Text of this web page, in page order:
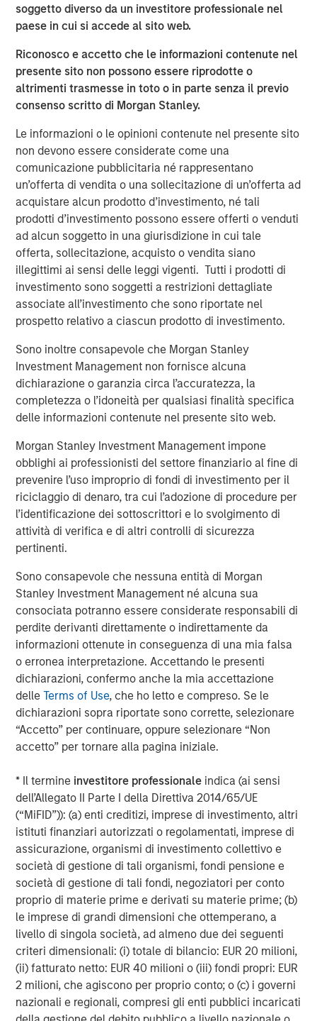
soggetto diverso da un investitore professionale nel
paese in cui si accede al sito web.
Riconosco e accetto che le informazioni contenute nel
presente sito non possono essere riprodotte o
altrimenti trasmesse in toto o in parte senza il previo
consenso scritto di Morgan Stanley.
Le informazioni o le opinioni contenute nel presente sito
non devono essere considerate come una
comunicazione pubblicitaria né rappresentano
un’offerta di vendita o una sollecitazione di un’offerta ad
acquistare alcun prodotto d’investimento, né tali
prodotti d’investimento possono essere offerti o venduti
ad alcun soggetto in una giurisdizione in cui tale
offerta, sollecitazione, acquisto o vendita siano
illegittimi ai sensi delle leggi vigenti. Tutti i prodotti di
investimento sono soggetti a restrizioni dettagliate
associate all’investimento che sono riportate nel
prospetto relativo a ciascun prodotto di investimento.
Sono inoltre consapevole che Morgan Stanley
Investment Management non fornisce alcuna
dichiarazione o garanzia circa l’accuratezza, la
completezza o l’idoneità per qualsiasi finalità specifica
delle informazioni contenute nel presente sito web.
Morgan Stanley Investment Management impone
obblighi ai professionisti del settore finanziario al fine di
prevenire l’uso improprio di fondi di investimento per il
riciclaggio di denaro, tra cui l’adozione di procedure per
l’identificazione dei sottoscrittori e lo svolgimento di
attività di verifica e di altri controlli di sicurezza
pertinenti.
Sono consapevole che nessuna entità di Morgan
Stanley Investment Management né alcuna sua
consociata potranno essere considerate responsabili di
perdite derivanti direttamente o indirettamente da
informazioni ottenute in conseguenza di una mia falsa
o erronea interpretazione. Accettando le presenti
dichiarazioni, confermo anche la mia accettazione
delleTerms of Use, che ho letto e compreso. Se le
dichiarazioni sopra riportate sono corrette, selezionare
“Accetto” per continuare, oppure selezionare “Non
accetto” per tornare alla pagina iniziale.
* Il termine investitore professionale indica (ai sensi
dell’Allegato II Parte I della Direttiva 2014/65/UE
(“MiFID”)): (a) enti creditizi, imprese di investimento, altri
istituti finanziari autorizzati o regolamentati, imprese di
assicurazione, organismi di investimento collettivo e
società di gestione di tali organismi, fondi pensione e
società di gestione di tali fondi, negoziatori per conto
proprio di materie prime e derivati su materie prime; (b)
le imprese di grandi dimensioni che ottemperano, a
livello di singola società, ad almeno due dei seguenti
criteri dimensionali: (i) totale di bilancio: EUR 20 milioni,
(ii) fatturato netto: EUR 40 milioni o (iii) fondi propri: EUR
2 milioni, che agiscono per proprio conto; o (c) i governi
nazionali e regionali, compresi gli enti pubblici incaricati
This backdrop favors real estate credit strategies that
deliver above average returns, durable income, and
downside protection, particularly in sectors supported by
long term structural demand
Real Estate Fundamentals
Real estate fundamentals should benefit from a further
pullback in supply. Rising energy linked inputs such as
diesel, petrochemicals, and logistics costs are increasing
construction expenses and impairing development
feasibility, reinforcing the existing supply slowdown,
delaying new starts, and supporting rent growth for
standing assets. Additionally, real estate’s alignment with
long term structural themes, including demographics and
deglobalization, continues to provide stability during
periods of volatility, alongside an intensified focus on
energy efficiency and renewable solutions.
At the sector level, industrial assets are likely to be
relative beneficiaries as supply chain resiliency, defense
spending and inventory buffering drive incremental
demand, though near term headwinds may emerge from
higher shipping and energy costs, particularly for smaller
transportation-oriented tenants and port proximate
assets. Residential real estate should remain the least
rising mortgage rates that exacerbate for sale
affordability challenges, although lower income
segments are more sensitive to energy driven inflation.
As an extension to traditional multifamily, both senior
living and student housing sectors should continue to
remain attractive. While higher energy costs may
pressure margins for senior living operators in the near-
term, strong top-line growth driven by the rapid
expansion of the baby boomer cohort and continued low
supply should support outsized NOI growth.
Additionally higher in-place yields provide an additional
cushion against a higher interest rate environment. In
student housing, demand has historically proven resilient
during periods of economic stress, as students often
delay entering the workforce and pursue higher
education. Importantly, demand is driven by enrollment
rather than discretionary consumer spending, supporting
rent durability across cycles.